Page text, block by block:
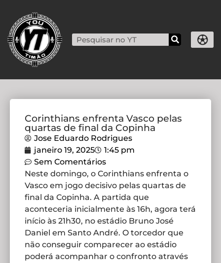
Corinthians enfrenta Vasco pelas
quartas de final da Copinha
Jose Eduardo Rodrigues
janeiro 19, 2025
1:45 pm
Sem Comentários
Neste domingo, o Corinthians enfrenta o
Vasco em jogo decisivo pelas quartas de
final da Copinha. A partida que
aconteceria inicialmente às 16h, agora terá
início às 21h30, no estádio Bruno José
Daniel em Santo André. O torcedor que
não conseguir comparecer ao estádio
poderá acompanhar o confronto através